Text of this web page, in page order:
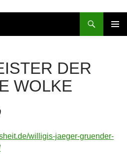
DER
WOLKE
willigis-jaeger-gruender-